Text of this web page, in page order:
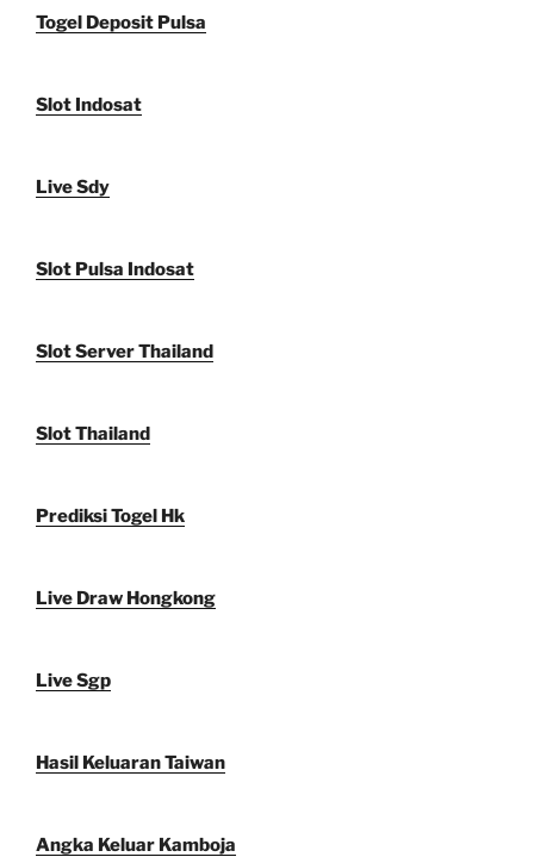
Togel Deposit Pulsa
Slot Indosat
Live Sdy
Slot Pulsa Indosat
Slot Server Thailand
Slot Thailand
Prediksi Togel Hk
Live Draw Hongkong
Live Sgp
Hasil Keluaran Taiwan
Angka Keluar Kamboja